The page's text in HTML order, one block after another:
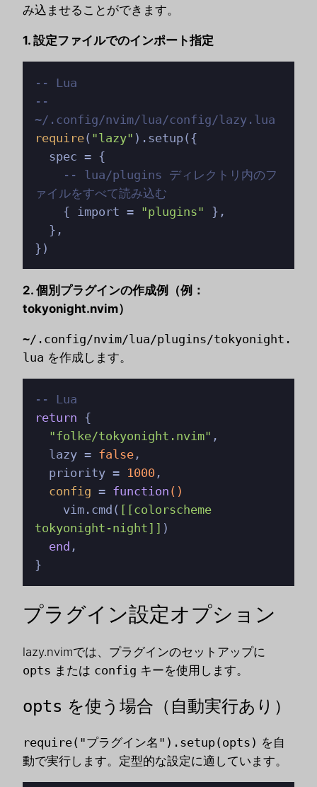
み込ませることができます。
1. 設定ファイルでのインポート指定
-- Lua
--
~/.config/nvim/lua/config/lazy.lua
require( "lazy" ).setup({
-- lua/plugins ディレクトリ内のフ
ァイルをすべて読み込む
    { import =
"plugins" },
})
2. 個別プラグインの作成例（例：
tokyonight.nvim）
~/.config/nvim/lua/plugins/tokyonight.
lua を作成します。
-- Lua
return {
"folke/tokyonight.nvim" ,
  lazy =
false,
  priority =
1000 ,
config = function ()
    vim.cmd(
[[colorscheme
tokyonight-night]] )
end ,
}
プラグイン設定オプション
lazy.nvimでは、プラグインのセットアップに
opts または config キーを使用します。
opts を使う場合（自動実行あり）
require("プラグイン名").setup(opts) を自
動で実行します。定型的な設定に適しています。